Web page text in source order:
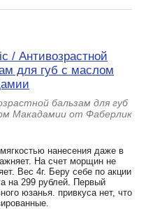
/ Антивозрастной
для губ с маслом
бальзам для губ
Макадамии от Фаберлик
нанесения даже в
На счет морщин не
Вес 4г. Беру себе по акции
на 299 рублей. Первый
юзанья. привкуса нет, что